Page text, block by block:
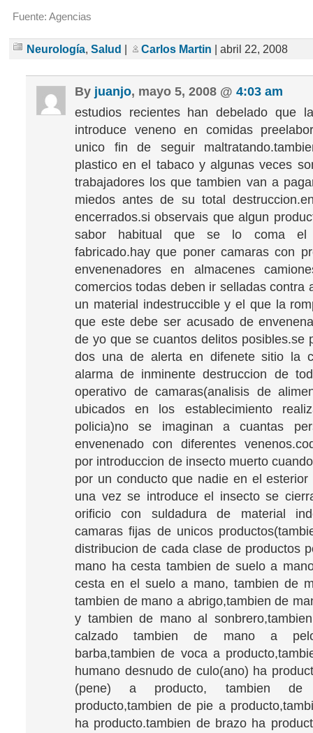
Fuente: Agencias
Neurología, Salud Carlos Martin | abril 22, 2008
By juanjo, mayo 5, 2008 @ 4:03 am
estudios recientes han debelado que
introduce veneno en comidas
unico fin de seguir
plastico en el tabaco y algunas veces
trabajadores los que tambien van a
miedos antes de su total
encerrados.si observais que algun
sabor habitual que se lo coma
fabricado.hay que poner camaras con
envenenadores en almacenes
comercios todas deben ir selladas contra
un material indestruccible y el que la
que este debe ser acusado de
de yo que se cuantos delitos posibles.se
dos una de alerta en difenete sitio la
alarma de inminente destruccion de
operativo de camaras(analisis de
ubicados en los establecimiento
policia)no se imaginan a cuantas
envenenado con diferentes
por introduccion de insecto muerto
por un conducto que nadie en el esterior
una vez se introduce el insecto se
orificio con suldadura de material
camaras fijas de unicos
distribucion de cada clase de productos
mano ha cesta tambien de suelo a
cesta en el suelo a mano, tambien de
tambien de mano a abrigo,tambien de
y tambien de mano al
calzado tambien de mano a
barba,tambien de voca a
humano desnudo de culo(ano) ha
(pene) a producto, tambien
producto,tambien de pie a
ha producto.tambien de brazo ha